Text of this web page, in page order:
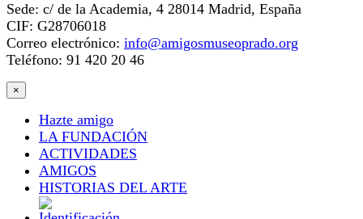
Sede: c/ de la Academia, 4 28014 Madrid, España
CIF: G28706018
Correo electrónico: info@amigosmuseoprado.org
Teléfono: 91 420 20 46
×
Hazte amigo
LA FUNDACIÓN
ACTIVIDADES
AMIGOS
HISTORIAS DEL ARTE